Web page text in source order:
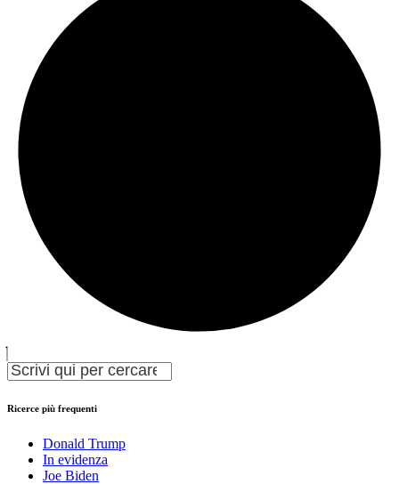
Ricerce più frequenti
Donald Trump
In evidenza
Joe Biden